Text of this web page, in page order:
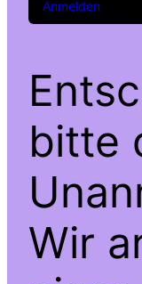
Anmelden
bitte
Wir